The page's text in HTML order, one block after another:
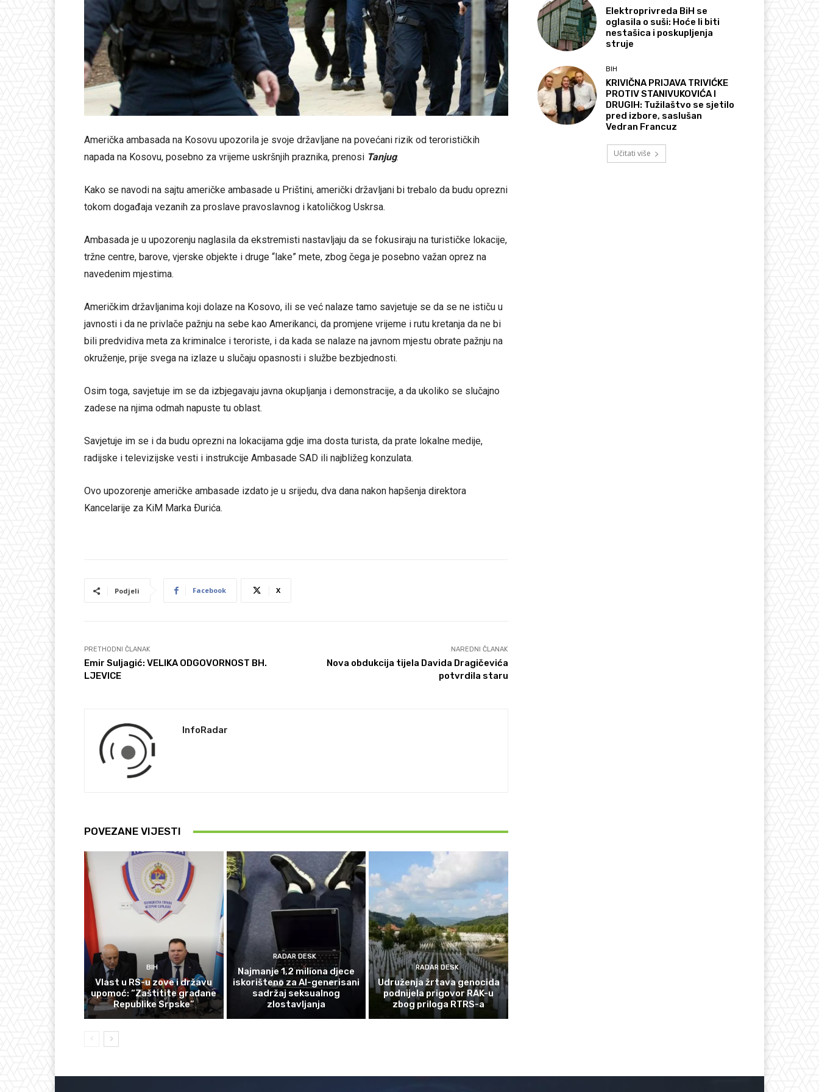
Američka ambasada na Kosovu upozorila je svoje državljane na povećani rizik od terorističkih
napada na Kosovu, posebno za vrijeme uskršnjih praznika, prenosi Tanjug.
Kako se navodi na sajtu američke ambasade u Prištini, američki državljani bi trebalo da budu oprezni
tokom događaja vezanih za proslave pravoslavnog i katoličkog Uskrsa.
Ambasada je u upozorenju naglasila da ekstremisti nastavljaju da se fokusiraju na turističke lokacije,
tržne centre, barove, vjerske objekte i druge “lake” mete, zbog čega je posebno važan oprez na
navedenim mjestima.
Američkim državljanima koji dolaze na Kosovo, ili se već nalaze tamo savjetuje se da se ne ističu u
javnosti i da ne privlače pažnju na sebe kao Amerikanci, da promjene vrijeme i rutu kretanja da ne bi
bili predvidiva meta za kriminalce i teroriste, i da kada se nalaze na javnom mjestu obrate pažnju na
okruženje, prije svega na izlaze u slučaju opasnosti i službe bezbjednosti.
Osim toga, savjetuje im se da izbjegavaju javna okupljanja i demonstracije, a da ukoliko se slučajno
zadese na njima odmah napuste tu oblast.
Savjetuje im se i da budu oprezni na lokacijama gdje ima dosta turista, da prate lokalne medije,
radijske i televizijske vesti i instrukcije Ambasade SAD ili najbližeg konzulata.
Ovo upozorenje američke ambasade izdato je u srijedu, dva dana nakon hapšenja direktora
Kancelarije za KiM Marka Ðurića.
Podjeli Facebook X
PRETHODNI ČLANAK
Emir Suljagić: VELIKA ODGOVORNOST BH.
LJEVICE
NAREDNI ČLANAK
Nova obdukcija tijela Davida Dragičevića
potvrdila staru
InfoRadar
POVEZANE VIJESTI
BIH
Vlast u RS-u zove i državu
upomoć: “Zaštitite građane
Republike Srpske”
RADAR DESK
Najmanje 1,2 miliona djece
iskorišteno za AI-generisani
sadržaj seksualnog
zlostavljanja
RADAR DESK
Udruženja žrtava genocida
podnijela prigovor RAK-u
zbog priloga RTRS-a
Elektroprivreda BiH se
oglasila o suši: Hoće li biti
nestašica i poskupljenja
struje
BIH
KRIVIČNA PRIJAVA TRIVIĆKE
PROTIV STANIVUKOVIĆA I
DRUGIH: Tužilaštvo se sjetilo
pred izbore, saslušan
Vedran Francuz
Učitati više